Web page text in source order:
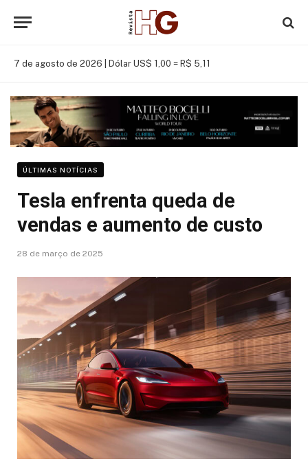
7 de agosto de 2026 | Dólar US$ 1,00 = R$ 5,11
ÚLTIMAS NOTÍ­CIAS
Tesla enfrenta queda de
vendas e aumento de custo
28 de março de 2025